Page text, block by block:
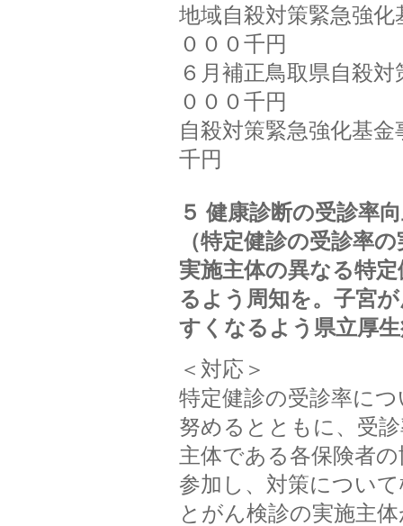
地域自殺対策緊急強
０００千円
６月補正鳥取県自殺
０００千円
自殺対策緊急強化基
千円
５ 健康診断の受診率
（特定健診の受診率
実施主体の異なる特
るよう周知を。子宮
すくなるよう県立厚
＜対応＞
特定健診の受診率に
努めるとともに、受
主体である各保険者
参加し、対策につい
とがん検診の実施主